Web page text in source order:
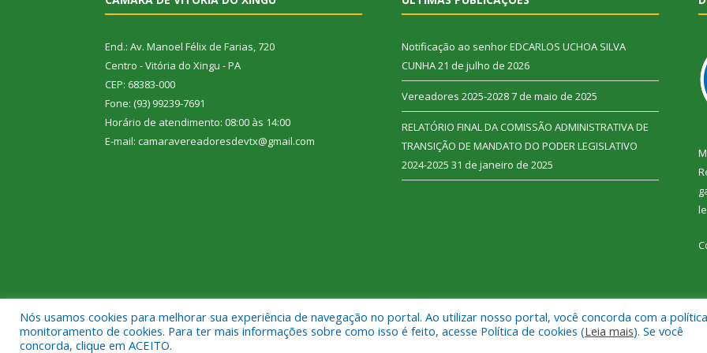
End.: Av. Manoel Félix de Farias, 720
Centro - Vitória do Xingu - PA
CEP: 68383-000
Fone: (93) 99239-7691
Horário de atendimento: 08:00 às 14:00
E-mail: camaravereadoresdevtx@gmail.com
Notificação ao senhor EDCARLOS UCHOA SILVA
CUNHA21 de julho de 2026
Vereadores 2025-20287 de maio de 2025
RELATÓRIO FINAL DA COMISSÃO ADMINISTRATIVA DE
TRANSIÇÃO DE MANDATO DO PODER LEGISLATIVO
2024-2025 31 de janeiro de 2025
Todos os direitos reservados a Câmara Municipal de Vitória do Xingu. Mapa do Site
Nós usamos cookies para melhorar sua experiência de navegação no portal. Ao utilizar nosso portal, você concorda com a
monitoramento de cookies. Para ter mais informações sobre como isso é feito, acesse Política de cookies (Leia mais). Se você
concorda, clique em ACEITO.